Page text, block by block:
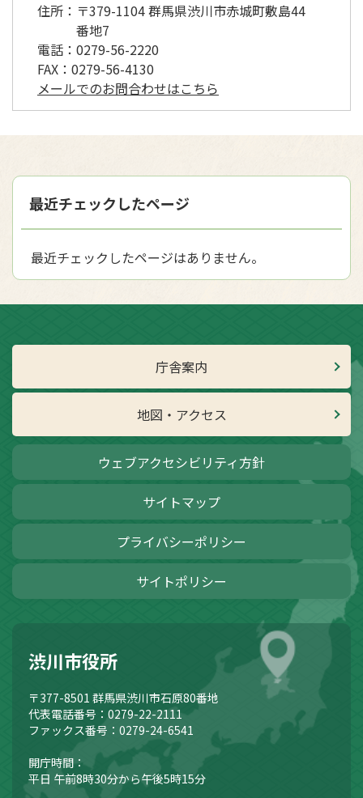
住所： 〒379-1104 群馬県渋川市赤城町敷島44
番地7
電話： 0279-56-2220
FAX： 0279-56-4130
メールでのお問合わせはこちら
最近チェックしたページ
最近チェックしたページはありません。
庁舎案内
地図・アクセス
ウェブアクセシビリティ方針
サイトマップ
プライバシーポリシー
サイトポリシー
渋川市役所
〒377-8501 群馬県渋川市石原80番地
代表電話番号：0279-22-2111
ファックス番号：0279-24-6541
開庁時間：
平日 午前8時30分から午後5時15分